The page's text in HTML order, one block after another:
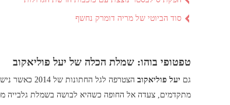
סוד הביוטי של מריה דומרק נחשף
טפטופי בוהו: שמלת הכלה של יעל פוליאקוב
גם יעל פוליאקוב הצטרפה לגל החתונות של 2014 כאשר נישאה לבחיר ליבה איש העסקים
מתקדמים, צעדה אל החופה כשהיא לבושה בשמלת גלבייה